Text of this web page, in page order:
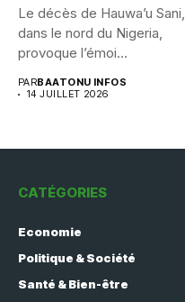
Le décès de Hauwa’u Sani,
dans le nord du Nigeria,
provoque l’émoi...
PARBAATONU INFOS
14 JUILLET 2026
CATÉGORIES
Economie
Politique & Société
Santé & Bien-être